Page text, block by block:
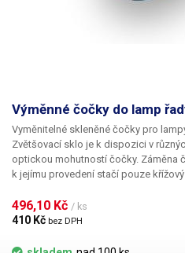
Výměnné čočky do lamp
Vyměnitelné skleněné čočky pro
Zvětšovací sklo je k dispozici v
optickou mohutností čočky. Záměna
k jejímu provedení stačí pouze
496,10 Kč / ks
410 Kč bez DPH